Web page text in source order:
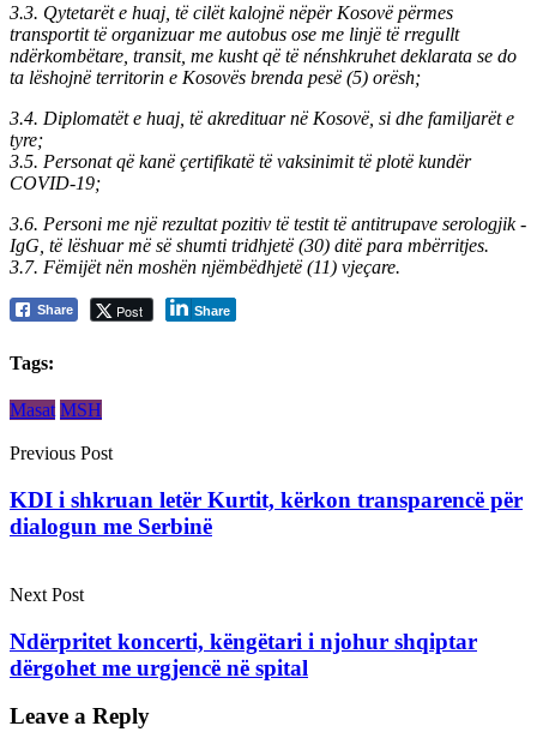
3.3. Qytetarët e huaj, të cilët kalojnë nëpër Kosovë përmes
transportit të organizuar me autobus ose me linjë të rregullt
ndërkombëtare, transit, me kusht që të nénshkruhet deklarata se do
ta lëshojnë territorin e Kosovës brenda pesë (5) orësh;
3.4. Diplomatët e huaj, të akredituar në Kosovë, si dhe familjarët e
tyre;
3.5. Personat që kanë çertifikatë të vaksinimit të plotë kundër
COVID-19;
3.6. Personi me një rezultat pozitiv të testit të antitrupave serologjik -
IgG, të lëshuar më së shumti tridhjetë (30) ditë para mbërritjes.
3.7. Fëmijët nën moshën njëmbëdhjetë (11) vjeçare.
Share Post Share
Tags:
Masat MSH
Previous Post
KDI i shkruan letër Kurtit, kërkon transparencë për
dialogun me Serbinë
Next Post
Ndërpritet koncerti, këngëtari i njohur shqiptar
dërgohet me urgjencë në spital
Leave a Reply